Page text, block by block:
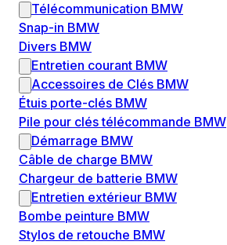
Télécommunication BMW
Snap-in BMW
Divers BMW
Entretien courant BMW
Accessoires de Clés BMW
Étuis porte-clés BMW
Pile pour clés télécommande BMW
Démarrage BMW
Câble de charge BMW
Chargeur de batterie BMW
Entretien extérieur BMW
Bombe peinture BMW
Stylos de retouche BMW